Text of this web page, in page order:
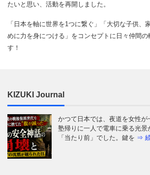
たいと思い、活動を再開しました。
「日本を軸に世界を1つに繋ぐ」「大切な子供、
めに力を身につける」をコンセプトに日々仲間の
す！
KIZUKI Journal
はじめに：あなたの毎日は、本
だ」ものですか 朝起きて、同
り、同じ人と話し、同じことに